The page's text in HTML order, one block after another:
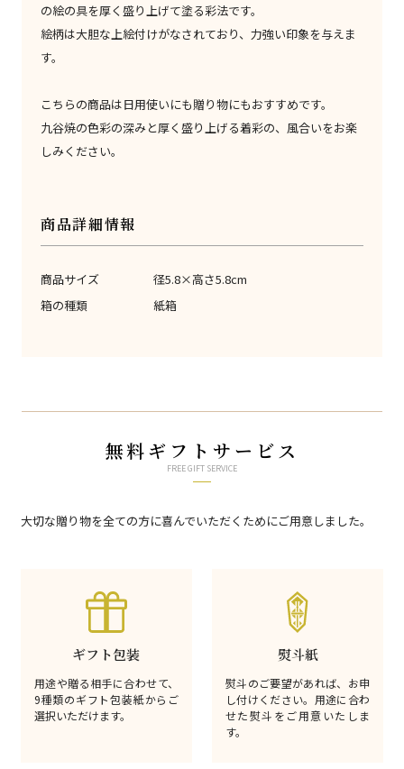
の絵の具を厚く盛り上げて塗る彩法です。
絵柄は大胆な上絵付けがなされており、力強い印象を与えま
す。
こちらの商品は日用使いにも贈り物にもおすすめです。
九谷焼の色彩の深みと厚く盛り上げる着彩の、風合いをお楽
しみください。
商品詳細情報
商品サイズ
径5.8×高さ5.8cm
箱の種類
紙箱
無料ギフトサービス
FREE GIFT SERVICE
大切な贈り物を全ての方に喜んでいただくためにご用意しました。
ギフト包装
用途や贈る相手に合わせて、
9種類のギフト包装紙からご
選択いただけます。
熨斗紙
熨斗のご要望があれば、お申
し付けください。用途に合わ
せた熨斗をご用意いたしま
す。